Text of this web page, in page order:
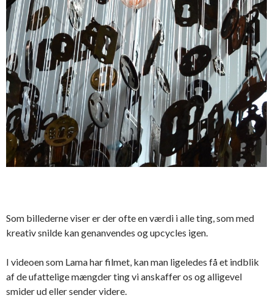
Som billederne viser er der ofte en værdi i alle ting, som med
kreativ snilde kan genanvendes og upcycles igen.
I videoen som Lama har filmet, kan man ligeledes få et indblik
af de ufattelige mængder ting vi anskaffer os og alligevel
smider ud eller sender videre.